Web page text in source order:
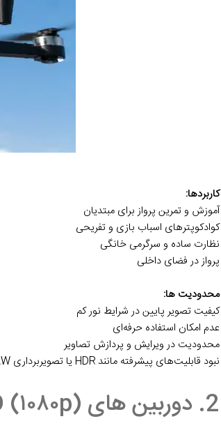
کاربردها:
آموزش و تمرین پرواز برای مبتدیان
کوادکوپترهای اسباب‌ بازی و تفریحی
نظارت ساده و سرگرمی خانگی
پرواز در فضای داخلی
محدودیت ‌ها:
کیفیت تصویر پایین در شرایط نور کم
عدم امکان استفاده حرفه‌ای
محدودیت در ویرایش و پردازش تصاویر
نبود قابلیت‌های پیشرفته مانند HDR یا تصویربرداری RAW
2. دوربین‌ های Full HD (۱۰۸۰p)